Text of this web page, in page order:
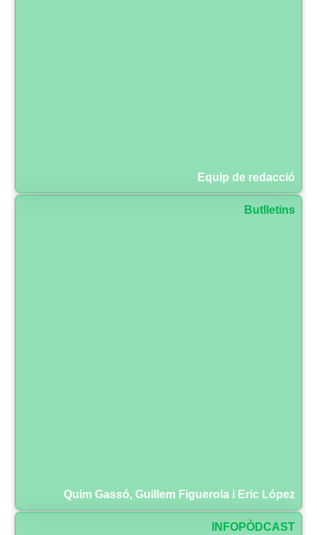
Equip de redacció
Butlletins
Quim Gassó, Guillem Figuerola i Eric López
INFOPÒDCAST